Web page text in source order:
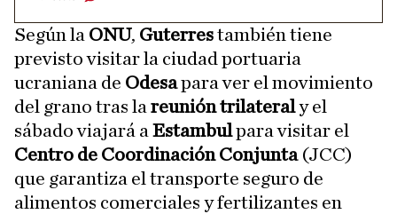
Según la ONU, Guterrestambién tiene
previsto visitar la ciudad portuaria
ucraniana de Odesapara ver el movimiento
del grano tras la reunión trilateraly el
sábado viajará a Estambulpara visitar el
Centro de Coordinación Conjunta(JCC)
que garantiza el transporte seguro de
alimentos comerciales y fertilizantes en